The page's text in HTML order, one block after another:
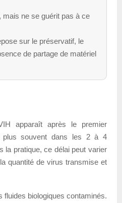
mais ne se guérit pas à ce
sur le préservatif, le
de partage de matériel
apparaît après le premier
souvent dans les 2 à 4
la pratique, ce délai peut varier
quantité de virus transmise et
fluides biologiques contaminés.